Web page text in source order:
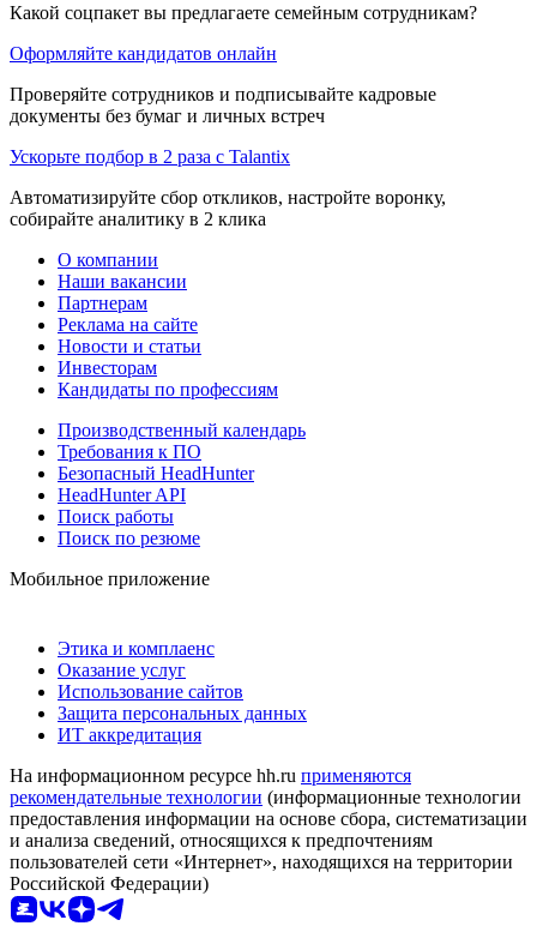
Какой соцпакет вы предлагаете семейным сотрудникам?
Оформляйте кандидатов онлайн
Проверяйте сотрудников и подписывайте кадровые
документы без бумаг и личных встреч
Ускорьте подбор в 2 раза с Talantix
Автоматизируйте сбор откликов, настройте воронку,
собирайте аналитику в 2 клика
О компании
Наши вакансии
Партнерам
Реклама на сайте
Новости и статьи
Инвесторам
Кандидаты по профессиям
Производственный календарь
Требования к ПО
Безопасный HeadHunter
HeadHunter API
Поиск работы
Поиск по резюме
Мобильное приложение
Этика и комплаенс
Оказание услуг
Использование сайтов
Защита персональных данных
ИТ аккредитация
На информационном ресурсе hh.ru применяются
рекомендательные технологии (информационные технологии
предоставления информации на основе сбора, систематизации
и анализа сведений, относящихся к предпочтениям
пользователей сети «Интернет», находящихся на территории
Российской Федерации)